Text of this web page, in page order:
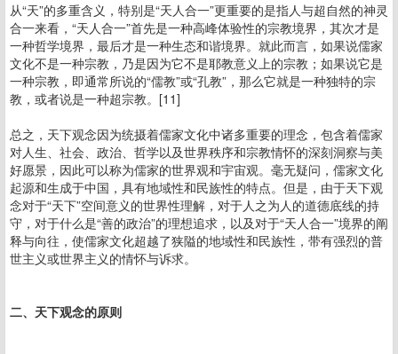
从“天”的多重含义，特别是“天人合一”更重要的是指人与超自然的神灵
合一来看，“天人合一”首先是一种高峰体验性的宗教境界，其次才是
一种哲学境界，最后才是一种生态和谐境界。就此而言，如果说儒家
文化不是一种宗教，乃是因为它不是耶教意义上的宗教；如果说它是
一种宗教，即通常所说的“儒教”或“孔教”，那么它就是一种独特的宗
教，或者说是一种超宗教。[11]
总之，天下观念因为统摄着儒家文化中诸多重要的理念，包含着儒家
对人生、社会、政治、哲学以及世界秩序和宗教情怀的深刻洞察与美
好愿景，因此可以称为儒家的世界观和宇宙观。毫无疑问，儒家文化
起源和生成于中国，具有地域性和民族性的特点。但是，由于天下观
念对于“天下”空间意义的世界性理解，对于人之为人的道德底线的持
守，对于什么是“善的政治”的理想追求，以及对于“天人合一”境界的阐
释与向往，使儒家文化超越了狭隘的地域性和民族性，带有强烈的普
世主义或世界主义的情怀与诉求。
二、天下观念的原则